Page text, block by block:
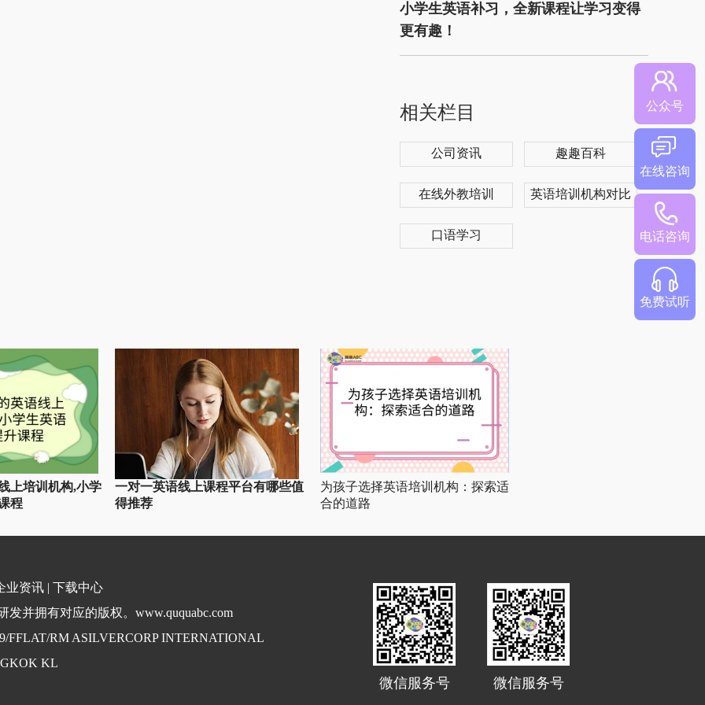
小学生英语补习，全新课程让学习变得
更有趣！
相关栏目
公司资讯 趣趣百科
在线外教培训 英语培训机构对比
口语学习
上培训机构,小学
程
一对一英语线上课程平台有哪些值
得推荐
为孩子选择英语培训机构：探索适
合的道路
业资讯 | 下载中心
并拥有对应的版权。www.ququabc.com
FFLAT/RM ASILVERCORP INTERNATIONAL
KL
微信服务号 微信服务号
公众号
在线咨询
电话咨询
免费试听